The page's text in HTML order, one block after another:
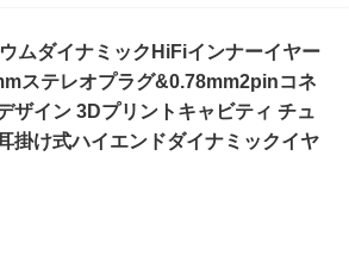
ムダイナミックHiFiインナーイヤー
ステレオプラグ&0.78mm2pinコネ
ザイン 3Dプリントキャビティ チュ
掛け式ハイエンドダイナミックイヤ